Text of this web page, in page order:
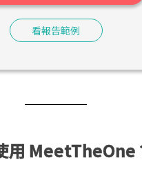
看報告範例
用 MeetTheOne